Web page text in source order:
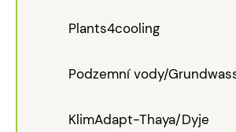
Plants4cooling
Podzemní vody/
KlimAdapt-Thaya/Dyje